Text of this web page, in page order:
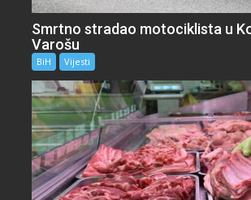
Smrtno stradao motociklista u
Varošu
BiH Vijesti